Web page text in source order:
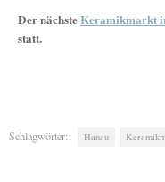
Der nächsteKeramikmarkt
statt.
Schlagwörter: Hanau